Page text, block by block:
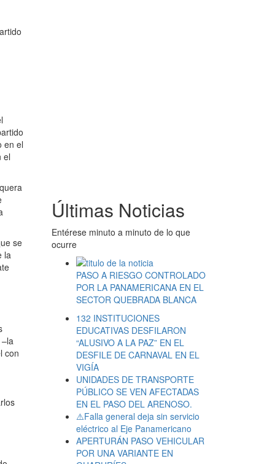
en el
el
se
la
con
Últimas Noticias
Entérese minuto a minuto de lo que
ocurre
PASO A RIESGO CONTROLADO
POR LA PANAMERICANA EN EL
SECTOR QUEBRADA BLANCA
132 INSTITUCIONES
EDUCATIVAS DESFILARON
“ALUSIVO A LA PAZ” EN EL
DESFILE DE CARNAVAL EN EL
VIGÍA
UNIDADES DE TRANSPORTE
PÚBLICO SE VEN AFECTADAS
EN EL PASO DEL ARENOSO.
⚠️Falla general deja sin servicio
eléctrico al Eje Panamericano
APERTURÁN PASO VEHICULAR
POR UNA VARIANTE EN